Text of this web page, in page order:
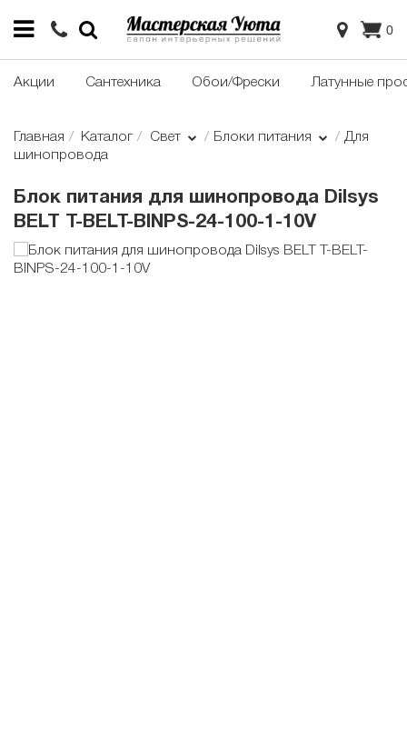
0
Акции Сантехника Обои/Фрески Латунные
Главная Каталог Свет Блоки питания
Для
шинопровода
Блок питания для шинопровода Dilsys
BELT T-BELT-BINPS-24-100-1-10V